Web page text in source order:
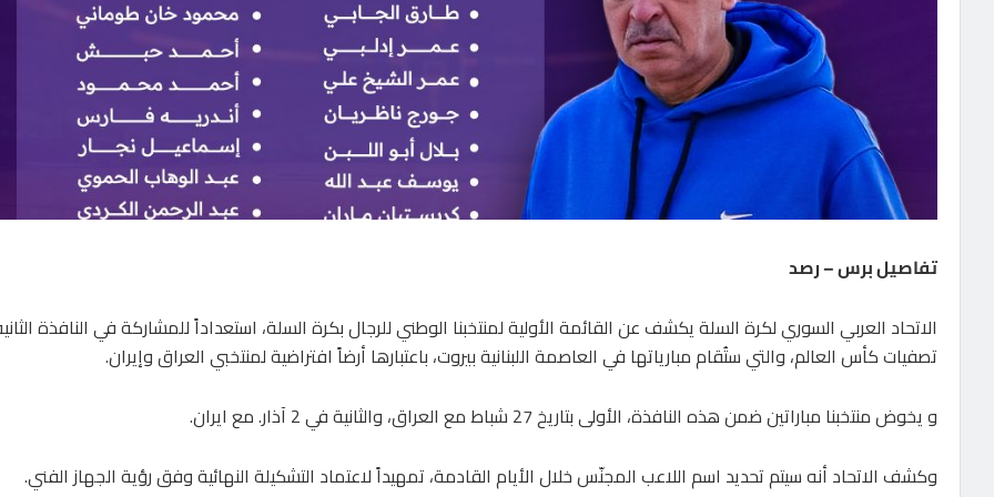
تفاصيل برس – رصد
الاتحاد العربي السوري لكرة السلة يكشف عن القائمة الأولية لمنتخبنا الوطني للرجال بكرة السلة، استعداداً للمشاركة في النافذة
تصفيات كأس العالم، والتي ستُقام مبارياتها في العاصمة اللبنانية بيروت، باعتبارها أرضاً افتراضية لمنتخبي العراق وإيران.
و يخوض منتخبنا مباراتين ضمن هذه النافذة، الأولى بتاريخ 27 شباط مع العراق، والثانية في 2 آذار. مع ايران.
وكشف الاتحاد أنه سيتم تحديد اسم اللاعب المجنّس خلال الأيام القادمة، تمهيداً لاعتماد التشكيلة النهائية وفق رؤية الجهاز الفني.